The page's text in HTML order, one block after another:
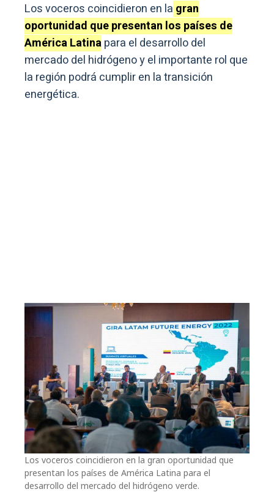
Los voceros coincidieron en la gran
oportunidad que presentan los países de
América Latinapara el desarrollo del
mercado del hidrógeno y el importante rol que
la región podrá cumplir en la transición
energética.
Los voceros coincidieron en la gran oportunidad que
presentan los países de América Latina para el
desarrollo del mercado del hidrógeno verde.